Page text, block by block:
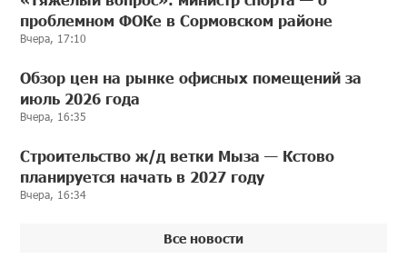
проблемном ФОКе в Сормовском районе
Вчера, 17:10
Обзор цен на рынке офисных помещений за
июль 2026 года
Вчера, 16:35
Строительство ж/д ветки Мыза — Кстово
планируется начать в 2027 году
Вчера, 16:34
Все новости